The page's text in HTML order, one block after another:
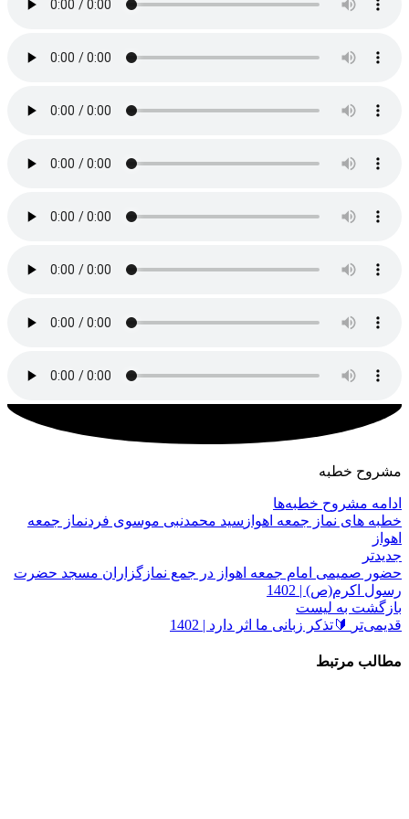
مشروح خطبه
ادامه مشروح خطبه‌ها
خطبه های نماز جمعه اهواز سید محمدنبی موسوی فردنماز جمعه
اهواز
جدیدتر
حضور صمیمی امام جمعه اهواز در جمع نمازگزاران مسجد حضرت
رسول اکرم(ص) | 1402
بازگشت به لیست
قدیمی‌تر
🔰تذکر زبانی ما اثر دارد | 1402
مطالب مرتبط